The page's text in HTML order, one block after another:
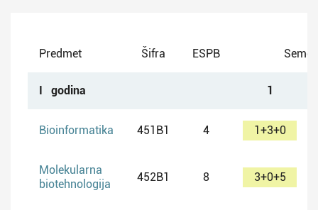
studentima da nađu odgovarajuće zaposlenje
srodnih disciplina na domaćim ili na nekom
Ishod studija
Po završetku studija na studijskom
programu Biohemija kandidat stiče zvanje
Predmet Šifra ESPB
I godina 1
Bioinformatika 451B1 4 1+3+0
Molekularna
biotehnologija
452B1 8 3+0+5